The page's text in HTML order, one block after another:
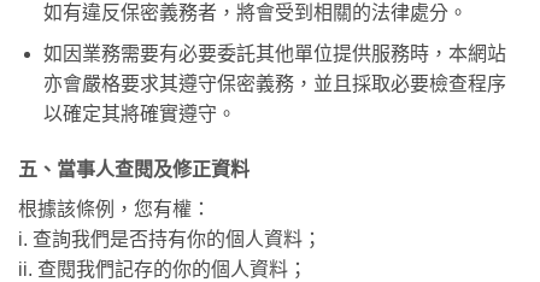
如有違反保密義務者，將會受到相關的法律處分。
如因業務需要有必要委託其他單位提供服務時，本網站
亦會嚴格要求其遵守保密義務，並且採取必要檢查程序
以確定其將確實遵守。
五、當事人查閱及修正資料
根據該條例，您有權：
i. 查詢我們是否持有你的個人資料；
ii. 查閱我們記存的你的個人資料；